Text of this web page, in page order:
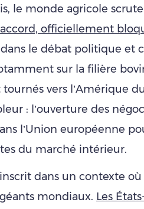
le monde agricole
officiellement
le débat politique et
sur la filière
vers l’Amérique
: l’ouverture des
l’Union européenne
du marché intérieur.
dans un contexte où
mondiaux. Les